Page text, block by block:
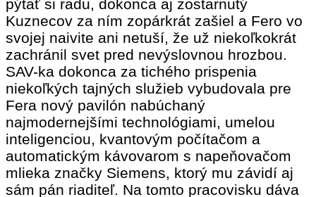
pýtať si radu, dokonca aj zostarnutý
Kuznecov za ním zopárkrát zašiel a Fero vo
svojej naivite ani netuší, že už niekoľkokrát
zachránil svet pred nevýslovnou hrozbou.
SAV-ka dokonca za tichého prispenia
niekoľkých tajných služieb vybudovala pre
Fera nový pavilón nabúchaný
najmodernejšími technológiami, umelou
inteligenciou, kvantovým počítačom a
automatickým kávovarom s napeňovačom
mlieka značky Siemens, ktorý mu závidí aj
sám pán riaditeľ. Na tomto pracovisku dáva